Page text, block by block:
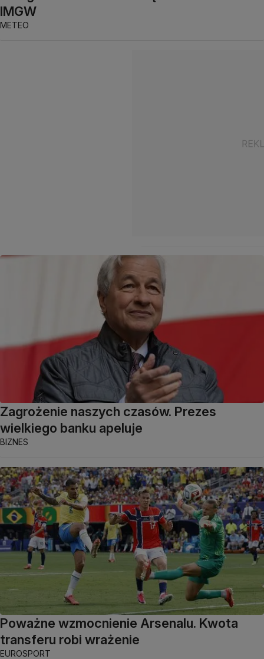
IMGW
METEO
Zagrożenie naszych czasów. Prezes
wielkiego banku apeluje
BIZNES
Poważne wzmocnienie Arsenalu. Kwota
transferu robi wrażenie
EUROSPORT